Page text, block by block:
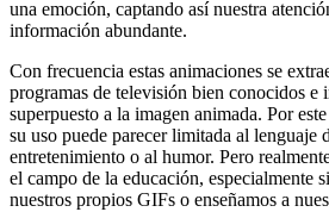
una emoción, captando así nuestra
información abundante.
Con frecuencia estas animaciones se
programas de televisión bien conocidos e
superpuesto a la imagen animada. Por
su uso puede parecer limitada al lenguaje
entretenimiento o al humor. Pero
el campo de la educación, especialmente
nuestros propios GIFs o enseñamos a